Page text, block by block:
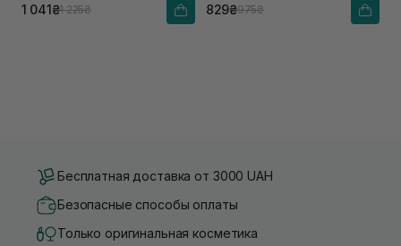
1 041₴1 225₴ 829₴975₴
Бесплатная доставка от 3000 UAH
Безопасные способы оплаты
Только оригинальная косметика